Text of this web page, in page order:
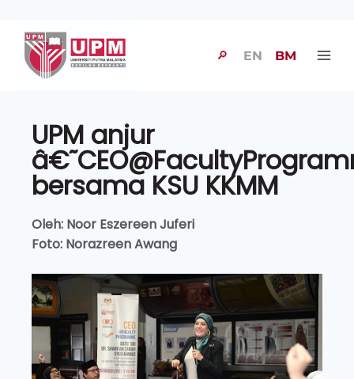
🔎 EN BM
UPM anjur
bersama KSU KKMM
Oleh: Noor Eszereen Juferi
Foto: Norazreen Awang